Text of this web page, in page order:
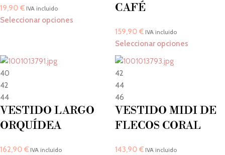
19,90 € IVA incluido
Seleccionar opciones
CAFÉ
159,90 € IVA incluido
Seleccionar opciones
40
42
44
VESTIDO LARGO
ORQUÍDEA
162,90 € IVA incluido
42
44
46
VESTIDO MIDI DE
FLECOS CORAL
143,90 € IVA incluido